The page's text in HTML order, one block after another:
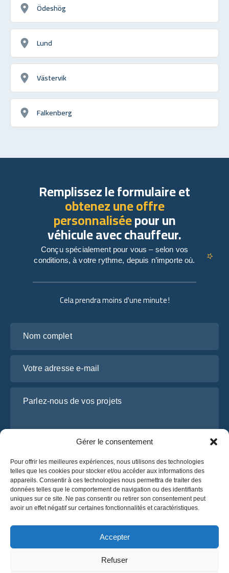
Gérer le consentement
Pour offrir les meilleures expériences, nous utilisons des technologies
telles que les cookies pour stocker et/ou accéder aux informations des
appareils. Consentir à ces technologies nous permettra de traiter des
données telles que le comportement de navigation ou des identifiants
uniques sur ce site. Ne pas consentir ou retirer son consentement peut
avoir un effet négatif sur certaines fonctionnalités et caractéristiques.
Accepter
Refuser
Ödeshög
Lund
Västervik
Falkenberg
Cela prendra moins d'une minute !
J’ai lu et j’accepte lapolitique de confidentialité
d’OsaBus.
Obtenez un devis
Obtenez un devis
Remplissez le formulaire et
obtenez une offre
personnaliséepour un
véhicule avec chauffeur.
Conçu spécialement pour vous – selon vos
conditions, à votre rythme, depuis n’importe où.